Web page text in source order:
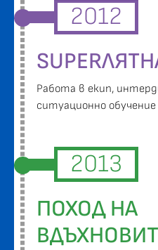
2012
Работа в екип,
ситуационно обучение
2013
ПОХОД НА